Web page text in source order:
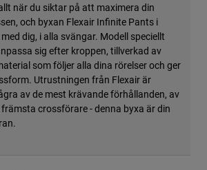
när du siktar på att maximera din
och byxan Flexair Infinite Pants i
dig, i alla svängar. Modell speciellt
sig efter kroppen, tillverkad av
som följer alla dina rörelser och ger
Utrustningen från Flexair är
av de mest krävande förhållanden, av
crossförare - denna byxa är din